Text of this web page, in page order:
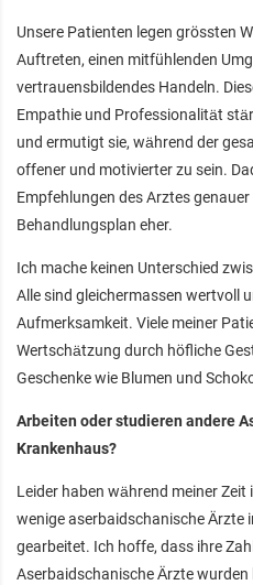
Unsere Patienten legen grössten
Auftreten, einen mitfühlenden
vertrauensbildendes Handeln.
Empathie und Professionalität
und ermutigt sie, während der
offener und motivierter zu sein.
Empfehlungen des Arztes
Behandlungsplan eher.
Ich mache keinen Unterschied
Alle sind gleichermassen wertvoll
Aufmerksamkeit. Viele meiner
Wertschätzung durch höfliche
Geschenke wie Blumen und
Arbeiten oder studieren andere
Krankenhaus?
Leider haben während meiner
wenige aserbaidschanische Ärzte
gearbeitet. Ich hoffe, dass ihre
Aserbaidschanische Ärzte wurden